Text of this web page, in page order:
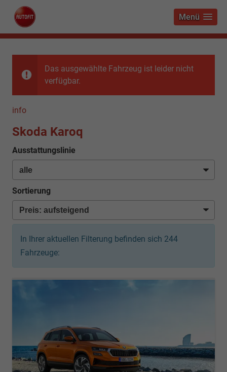
Menü
Das ausgewählte Fahrzeug ist leider nicht
verfügbar.
info
Skoda Karoq
Ausstattungslinie
Sortierung
In Ihrer aktuellen Filterung befinden sich 244
Fahrzeuge: